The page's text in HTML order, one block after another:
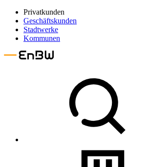
Privatkunden
Geschäftskunden
Stadtwerke
Kommunen